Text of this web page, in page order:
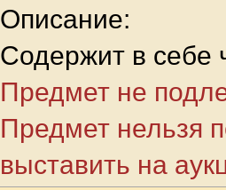
Описание:
Содержит в себе
Предмет не
Предмет нельзя
выставить на